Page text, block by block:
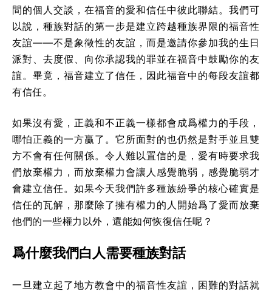
間的個人交談，在福音的愛和信任中彼此聯結。我們可
以說，種族對話的第一步是建立跨越種族界限的福音性
友誼——不是象徵性的友誼，而是邀請你參加我的生日
派對、去度假、向你承認我的罪並在福音中鼓勵你的友
誼。畢竟，福音建立了信任，因此福音中的每段友誼都
有信任。
如果沒有愛，正義和不正義一樣都會成爲權力的手段，
哪怕正義的一方贏了。它所面對的也仍然是對手並且雙
方不會有任何關係。令人難以置信的是，愛有時要求我
們放棄權力，而放棄權力會讓人感覺脆弱，感覺脆弱才
會建立信任。如果今天我們許多種族紛爭的核心確實是
信任的瓦解，那麼除了擁有權力的人開始爲了愛而放棄
他們的一些權力以外，還能如何恢復信任呢？
爲什麼我們白人需要種族對話
一旦建立起了地方教會中的福音性友誼，困難的對話就